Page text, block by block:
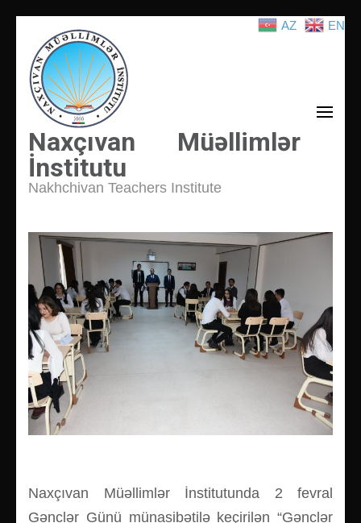
atla
(Enter
tuşuna
basın)
Naxçıvan Müəllimlər
İnstitutu
Nakhchivan Teachers Institute
Naxçıvan Müəllimlər İnstitutunda 2 fevral
Gənclər Günü münasibətilə keçirilən “Gənclər
AZ EN